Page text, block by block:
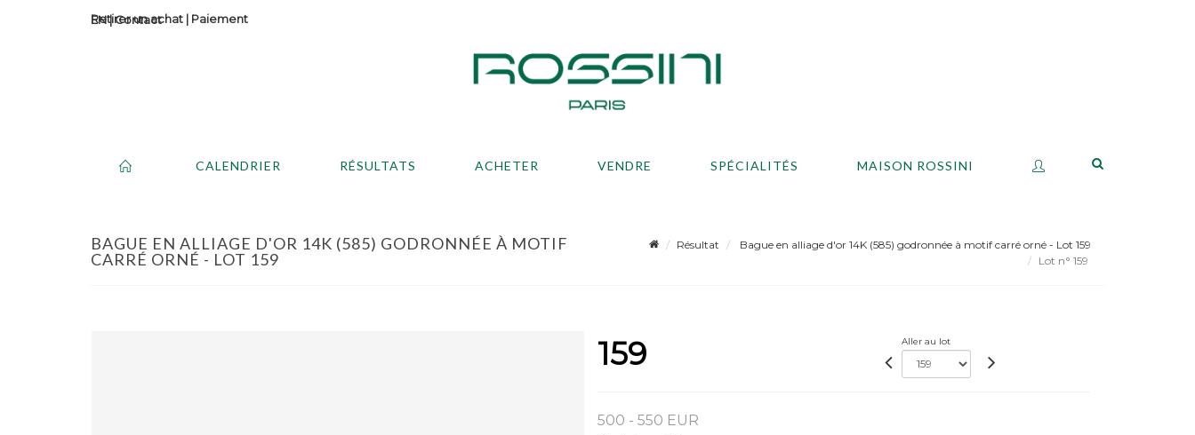
Contact
Retirer un achat | Paiement
CALENDRIER RÉSULTATS ACHETER VENDRE SPÉCIALITÉS MAISON ROSSINI
BAGUE EN ALLIAGE D'OR 14K (585) GODRONNÉE À MOTIF
CARRÉ ORNÉ - LOT 159
Résultat
Bague en alliage d'or 14K (585) godronnée à motif carré orné - Lot 159
Lot n° 159
159 Aller au lot
500 - 550 EUR